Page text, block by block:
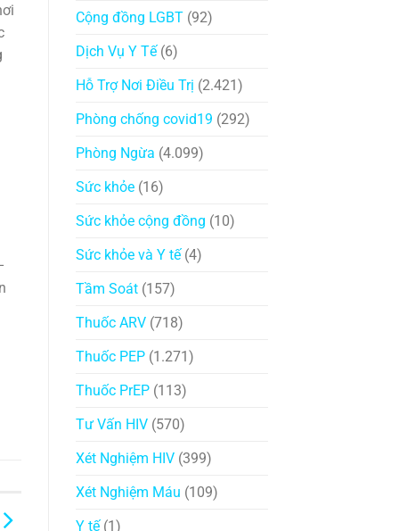
Cộng đồng LGBT(92)
Dịch Vụ Y Tế(6)
Hỗ Trợ Nơi Điều Trị (2.421)
Phòng chống covid19 (292)
Phòng Ngừa (4.099)
Sức khỏe(16)
Sức khỏe cộng đồng (10)
Sức khỏe và Y tế(4)
Tầm Soát(157)
Thuốc ARV(718)
Thuốc PEP(1.271)
Thuốc PrEP(113)
Tư Vấn HIV(570)
Xét Nghiệm HIV(399)
Xét Nghiệm Máu (109)
Y tế(1)